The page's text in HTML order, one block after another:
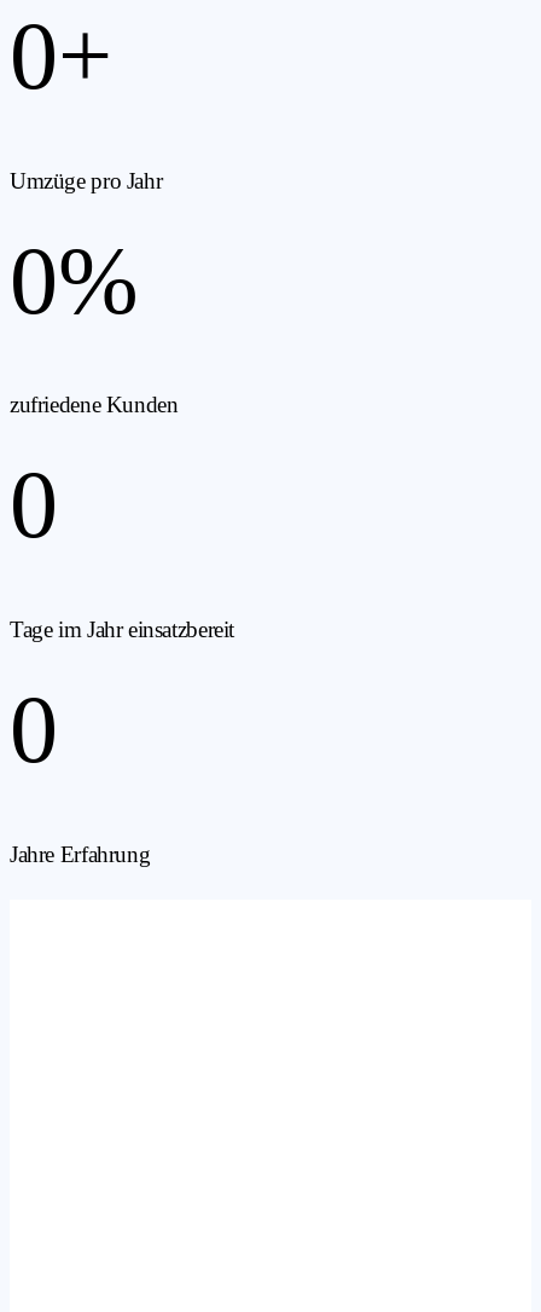
0+
Umzüge pro Jahr
0%
zufriedene Kunden
0
Tage im Jahr einsatzbereit
0
Jahre Erfahrung